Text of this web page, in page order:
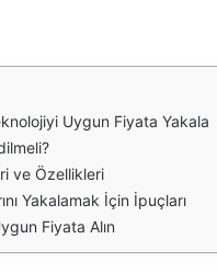
Uygun Fiyata Yakala
ve Özellikleri
Yakalamak İçin İpuçları
Fiyata Alın